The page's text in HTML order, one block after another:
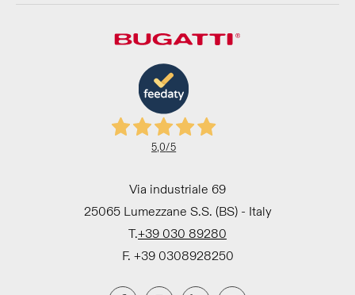
5,0/5
Via industriale 69
25065 Lumezzane S.S. (BS) - Italy
T.+39 030 89280
F. +39 0308928250